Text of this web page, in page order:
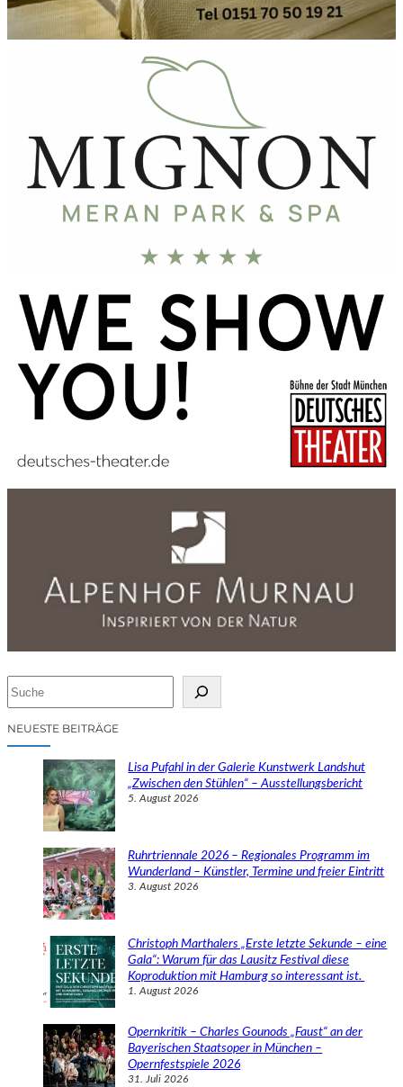
cNEUESTE BEITRÄGE
Lisa Pufahl in der Galerie Kunstwerk Landshut
„Zwischen den Stühlen“ – Ausstellungsbericht
5. August 2026
Ruhrtriennale 2026 – Regionales Programm im
Wunderland – Künstler, Termine und freier Eintritt
3. August 2026
Christoph Marthalers „Erste letzte Sekunde – eine
Gala“: Warum für das Lausitz Festival diese
Koproduktion mit Hamburg so interessant ist.
1. August 2026
Opernkritik – Charles Gounods „Faust“ an der
Bayerischen Staatsoper in München –
Opernfestspiele 2026
31. Juli 2026